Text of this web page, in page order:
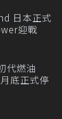
日本正式
迎戰
代燃油
底正式停